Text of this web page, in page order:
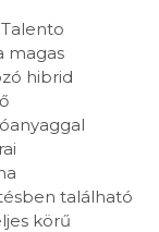
magas
hibrid
található
körű